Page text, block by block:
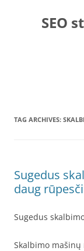
contentSEO
TAG ARCHIVES:
Sugedus
daug
Sugedus
Skalbimo